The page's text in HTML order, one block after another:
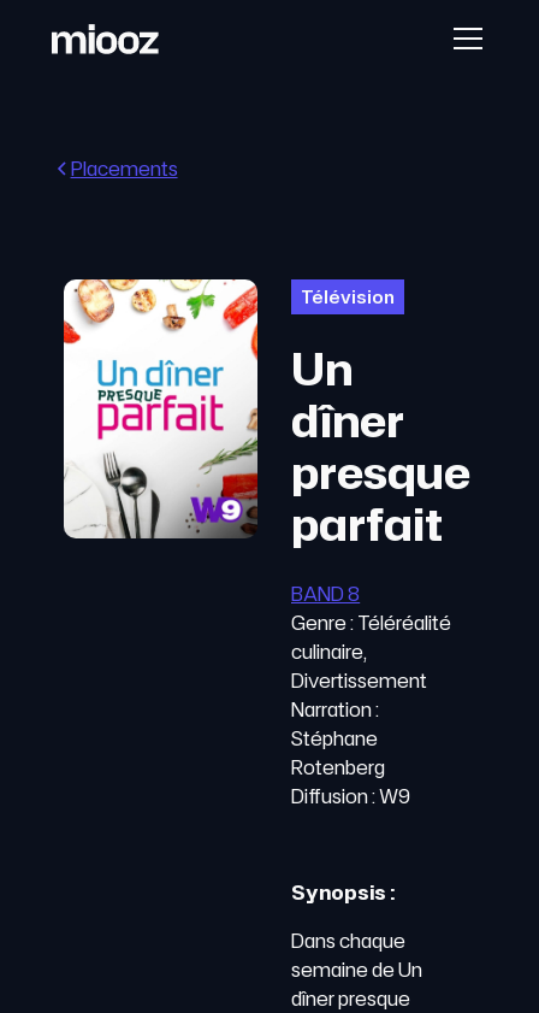
Placements
Télévision
Un
dîner
presque
parfait
BAND 8
Genre : Téléréalité
culinaire,
Divertissement
Narration :
Stéphane
Rotenberg
Diffusion : W9
Synopsis :
Dans chaque
semaine de Un
dîner presque